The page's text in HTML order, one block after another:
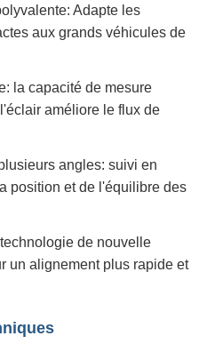
Adapte les
aux grands véhicules de
la capacité de mesure
améliore le flux de
angles: suivi en
position et de l'équilibre des
de nouvelle
un alignement plus rapide et